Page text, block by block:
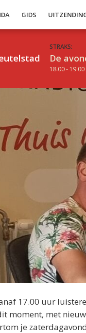
GIDS
STRAKS:
De
18.00 -
17.00 uur
moment, met
je